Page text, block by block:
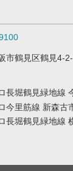
市鶴見区鶴見4-
長堀鶴見緑地線
今里筋線 新森古
長堀鶴見緑地線